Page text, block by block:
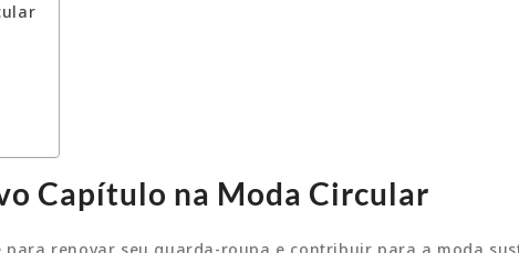
Capítulo na Moda Circular